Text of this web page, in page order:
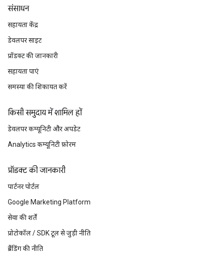
संसाधन
सहायता केंद्र
डेवलपर साइट
प्रॉडक्ट की जानकारी
सहायता पाएं
समस्या की शिकायत करें
किसी समुदाय में शामिल हों
डेवलपर कम्यूनिटी और अपडेट
Analytics कम्यूनिटी फ़ोरम
प्रॉडक्ट की जानकारी
पार्टनर पोर्टल
Google Marketing Platform
सेवा की शर्तें
प्रोटोकॉल / SDK टूल से जुड़ी नीति
ब्रैंडिंग की नीति